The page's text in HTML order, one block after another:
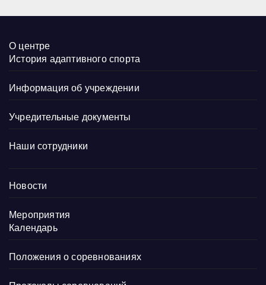
О центре
История адаптивного спорта
Информация об учреждении
Учредительные документы
Наши сотрудники
Новости
Мероприятия
Календарь
Положения о соревнованиях